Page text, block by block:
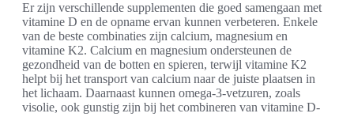
Er zijn verschillende supplementen die goed samengaan met
vitamine D en de opname ervan kunnen verbeteren. Enkele
van de beste combinaties zijn calcium, magnesium en
vitamine K2. Calcium en magnesium ondersteunen de
gezondheid van de botten en spieren, terwijl vitamine K2
helpt bij het transport van calcium naar de juiste plaatsen in
het lichaam. Daarnaast kunnen omega-3-vetzuren, zoals
visolie, ook gunstig zijn bij het combineren van vitamine D-